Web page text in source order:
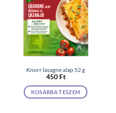
Knorr lasagne alap 52 g
450 Ft
KOSÁRBA TESZEM